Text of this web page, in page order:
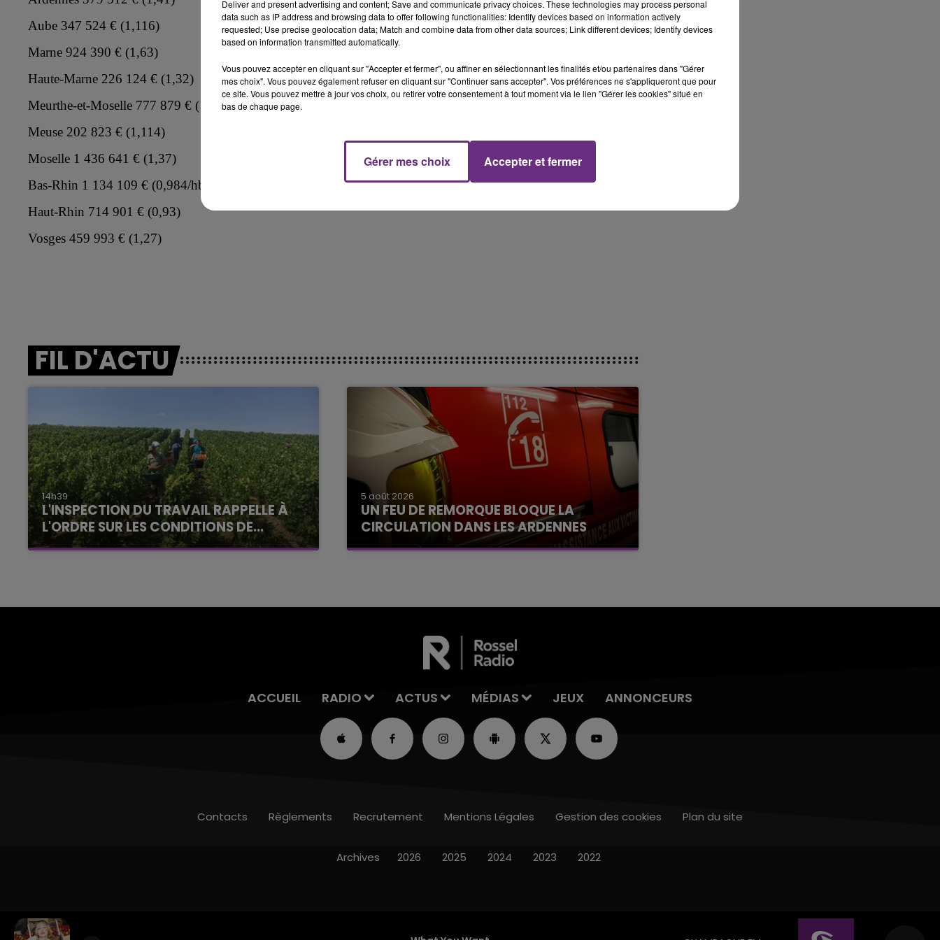
Aube 347 524 € (1,116)
Marne 924 390 € (1,63)
Haute-Marne 226 124 € (1,32)
Meurthe-et-Moselle 777 879 € (1,06)
Meuse 202 823 € (1,114)
Moselle 1 436 641 € (1,37)
Bas-Rhin 1 134 109 € (0,984/hbt)
Haut-Rhin 714 901 € (0,93)
Vosges 459 993 € (1,27)
FIL D'ACTU
14h39
L'INSPECTION DU TRAVAIL RAPPELLE À
L'ORDRE SUR LES CONDITIONS DE...
Alors que les dates de début des vendange
5 août 2026
UN FEU DE REMORQUE BLOQUE LA
CIRCULATION DANS LES ARDENNES
Un feu de remorque s'est déclaré ce mercredi
ACCUEIL RADIO ACTUS MÉDIAS JEUX ANNONCEURS
Contacts Règlements Recrutement Mentions Légales Gestion des cookies Plan du site
Archives 2026 2025 2024 2023 2022
Deliver and present advertising and content; Save and communicate privacy choices. These technologies may process personal
data such as IP address and browsing data to offer following functionalities: Identify devices based on information actively
requested; Use precise geolocation data; Match and combine data from other data sources; Link different devices; Identify devices
based on information transmitted automatically.
Vous pouvez accepter en cliquant sur "Accepter et fermer", ou affiner en sélectionnant les finalités et/ou partenaires dans "Gérer
mes choix". Vous pouvez également refuser en cliquant sur "Continuer sans accepter". Vos préférences ne s'appliqueront que pour
ce site. Vous pouvez mettre à jour vos choix, ou retirer votre consentement à tout moment via le lien "Gérer les cookies" situé en
bas de chaque page.
Gérer mes choix Accepter et fermer